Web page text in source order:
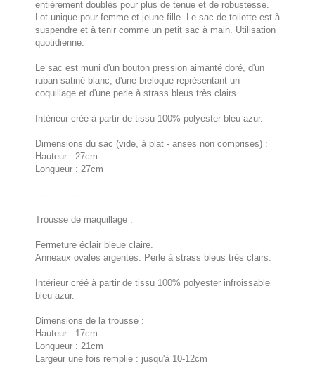
entièrement doublés pour plus de tenue et de robustesse.
Lot unique pour femme et jeune fille. Le sac de toilette est à
suspendre et à tenir comme un petit sac à main. Utilisation
quotidienne.
Le sac est muni d'un bouton pression aimanté doré, d'un
ruban satiné blanc, d'une breloque représentant un
coquillage et d'une perle à strass bleus très clairs.
Intérieur créé à partir de tissu 100% polyester bleu azur.
Dimensions du sac (vide, à plat - anses non comprises) :
Hauteur : 27cm
Longueur : 27cm
-------------------------
Trousse de maquillage :
Fermeture éclair bleue claire.
Anneaux ovales argentés. Perle à strass bleus très clairs.
Intérieur créé à partir de tissu 100% polyester infroissable
bleu azur.
Dimensions de la trousse :
Hauteur : 17cm
Longueur : 21cm
Largeur une fois remplie : jusqu'à 10-12cm